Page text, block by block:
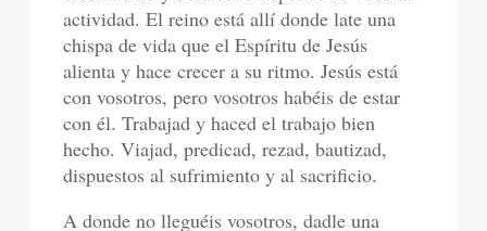
actividad. El reino está allí donde late una
chispa de vida que el Espíritu de Jesús
alienta y hace crecer a su ritmo. Jesús está
con vosotros, pero vosotros habéis de estar
con él. Trabajad y haced el trabajo bien
hecho. Viajad, predicad, rezad, bautizad,
dispuestos al sufrimiento y al sacrificio.
A donde no lleguéis vosotros, dadle una